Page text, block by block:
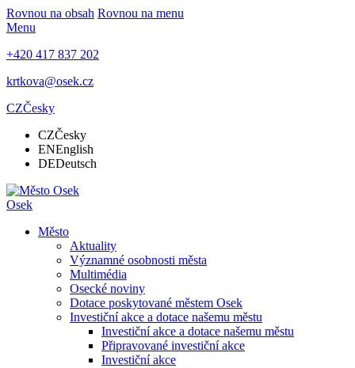
Rovnou na obsah Rovnou na menu
Menu
+420 417 837 202
krtkova@osek.cz
CZČesky
CZČesky
ENEnglish
DEDeutsch
Osek
Město
Aktuality
Významné osobnosti města
Multimédia
Osecké noviny
Dotace poskytované městem Osek
Investiční akce a dotace našemu městu
Investiční akce a dotace našemu městu
Připravované investiční akce
Investiční akce